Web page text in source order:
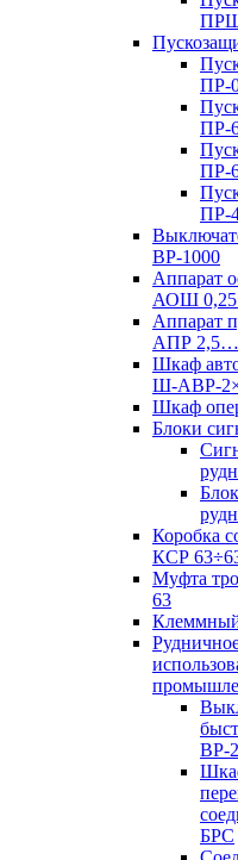
ПР-
ПР-
ПР-
ПР-
ВР-1000
Аппарат
АОШ
Аппарат
АПР
Шкаф
Ш-АВР-
Шкаф
Блоки
Коробка
КСР
Муфта
63
ВР-
БРС